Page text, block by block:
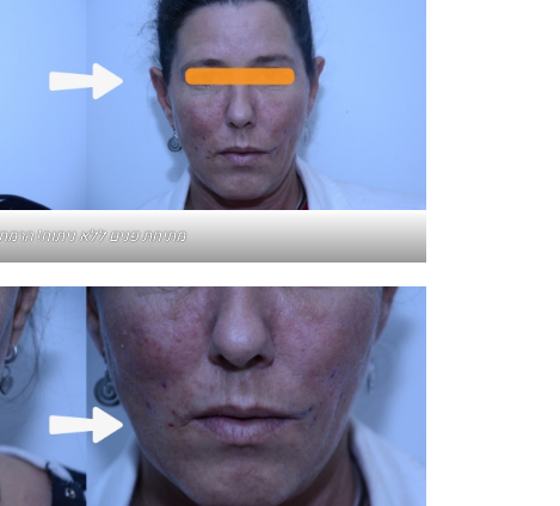
מתיחת פנים ללא ניתוח!